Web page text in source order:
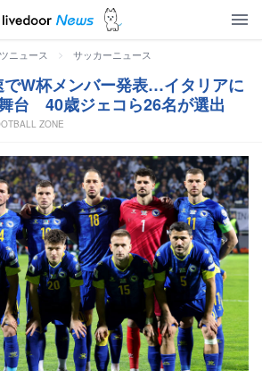
ニュース > サッカーニュース
でW杯メンバー発表…イタリアに
台 40歳ジェコら26名が選出
ZONE